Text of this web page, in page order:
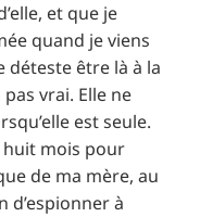
et que je
quand je viens
déteste être là à la
vrai. Elle ne
est seule.
huit mois pour
de ma mère, au
d’espionner à